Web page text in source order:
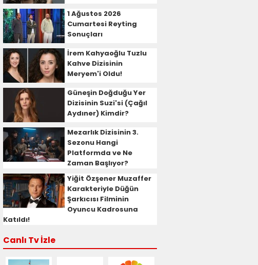
1 Ağustos 2026
Cumartesi Reyting
Sonuçları
İrem Kahyaoğlu Tuzlu
Kahve Dizisinin
Meryem'i Oldu!
Güneşin Doğduğu Yer
Dizisinin Suzi'si (Çağıl
Aydıner) Kimdir?
Mezarlık Dizisinin 3.
Sezonu Hangi
Platformda ve Ne
Zaman Başlıyor?
Yiğit Özşener Muzaffer
Karakteriyle Düğün
Şarkıcısı Filminin
Oyuncu Kadrosuna
Katıldı!
Canlı Tv İzle